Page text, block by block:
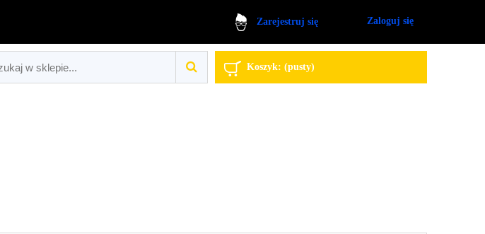
Zarejestruj się Zaloguj się
Koszyk: (pusty)